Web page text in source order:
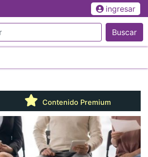
ingresar
Buscar
Contenido Premium